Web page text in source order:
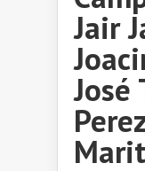
Jair
José